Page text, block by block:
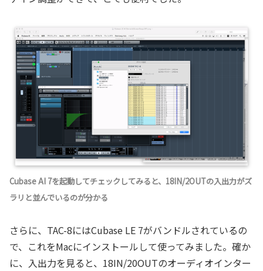
Cubase AI 7を起動してチェックしてみると、18IN/2OUTの入出力がズ
ラリと並んでいるのが分かる
さらに、TAC-8にはCubase LE 7がバンドルされているの
で、これをMacにインストールして使ってみました。確か
に、入出力を見ると、18IN/20OUTのオーディオインター